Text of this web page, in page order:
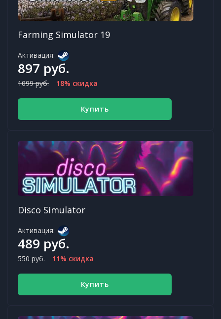
Farming Simulator 19
Активация:
897 руб.
1099 руб. 18% скидка
Купить
Disco Simulator
Активация:
489 руб.
550 руб. 11% скидка
Купить